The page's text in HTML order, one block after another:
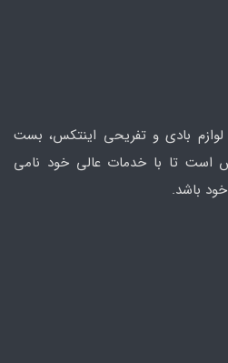
لوازم بادی و تفریحی اینتکس، بست
است تا با خدمات عالی خود نامی
باشد.